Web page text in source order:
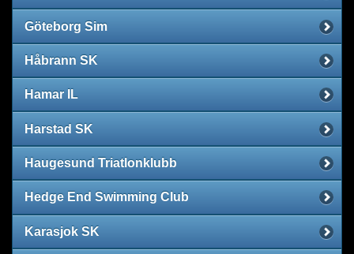
Göteborg Sim
Håbrann SK
Hamar IL
Harstad SK
Haugesund Triatlonklubb
Hedge End Swimming Club
Karasjok SK